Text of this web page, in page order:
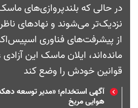
در حالی که بلندپروازی‌های
نزدیک‌تر می‌شوند و نهادهای
از پیشرفت‌های فناوری
مانده‌اند، ایلان ماسک این آزادی
قوانین خودش را وضع کند
آگهی استخدام؛ «مدیر توسعه
هوایی مریخ